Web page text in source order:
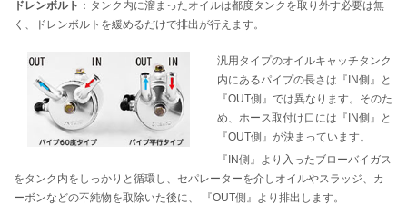
ドレンボルト ：タンク内に溜まったオイルは都度タンクを取り外す必要は無
く、ドレンボルトを緩めるだけで排出が行えます。
汎用タイプのオイルキャッチタンク
内にあるパイプの長さは『IN側』と
『OUT側』では異なります。そのた
め、ホース取付け口には『IN側』と
『OUT側』が決まっています。
『IN側』より入ったブローバイガス
をタンク内をしっかりと循環し、セパレーターを介しオイルやスラッジ、カ
ーボンなどの不純物を取除いた後に、 『OUT側』より排出します。